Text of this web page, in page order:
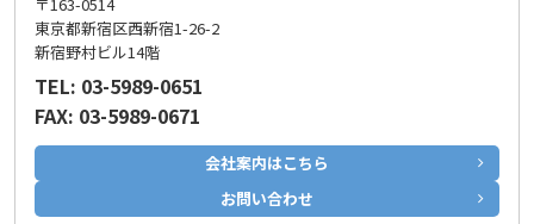
〒163-0514
東京都新宿区西新宿1-26-2
新宿野村ビル14階
TEL: 03-5989-0651
FAX: 03-5989-0671
会社案内はこちら
お問い合わせ